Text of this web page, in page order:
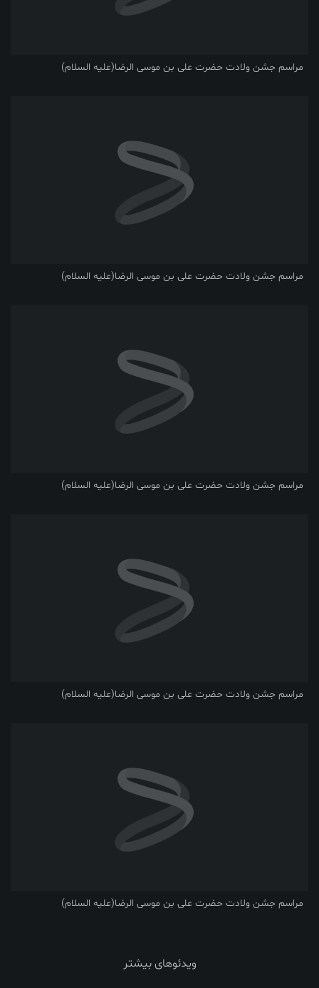
مراسم جشن ولادت حضرت علی بن موسی الرضا(علیه السلام)
مراسم جشن ولادت حضرت علی بن موسی الرضا(علیه السلام)
مراسم جشن ولادت حضرت علی بن موسی الرضا(علیه السلام)
مراسم جشن ولادت حضرت علی بن موسی الرضا(علیه السلام)
مراسم جشن ولادت حضرت علی بن موسی الرضا(علیه السلام)
ویدئوهای بیشتر